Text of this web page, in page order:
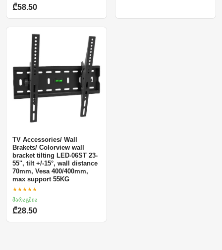
₾58.50
TV Accessories/ Wall
Brakets/ Colorview wall
bracket tilting LED-06ST 23-
55'', tilt +/-15°, wall distance
70mm, Vesa 400/400mm,
max support 55KG
★★★★★
მარაგშია
₾28.50